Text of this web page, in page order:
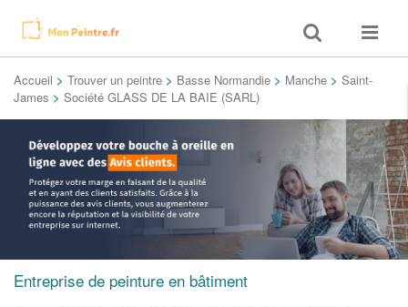
Toggle
search
Toggle
Accueil > Trouver un peintre > Basse Normandie > Manche > Saint-
James > Société GLASS DE LA BAIE (SARL)
Entreprise de peinture en bâtiment